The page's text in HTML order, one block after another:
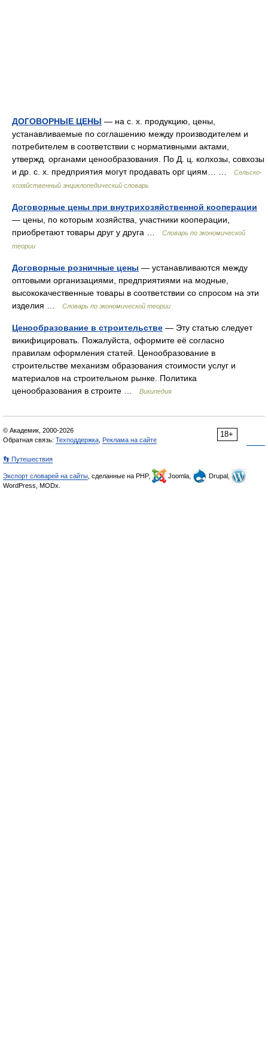
ДОГОВОРНЫЕ ЦЕНЫ — на с. х. продукцию, цены,
устанавливаемые по соглашению между производителем и
потребителем в соответствии с нормативными актами,
утвержд. органами ценообразования. По Д. ц. колхозы, совхозы
и др. с. х. предприятия могут продавать орг циям… …
Сельско-
хозяйственный энциклопедический словарь
Договорные цены при внутрихозяйственной кооперации
— цены, по которым хозяйства, участники кооперации,
приобретают товары друг у друга …
Словарь по экономической
теории
Договорные розничные цены — устанавливаются между
оптовыми организациями, предприятиями на модные,
высококачественные товары в соответствии со спросом на эти
изделия …
Словарь по экономической теории
Ценообразование в строительстве — Эту статью следует
викифицировать. Пожалуйста, оформите её согласно
правилам оформления статей. Ценообразование в
строительстве механизм образования стоимости услуг и
материалов на строительном рынке. Политика
ценообразования в строите …
Википедия
18+
© Академик, 2000-2026
Обратная связь: Техподдержка Реклама на сайте
👣 Путешествия
Экспорт словарей на сайты , сделанные на PHP, Joomla,
Drupal,
WordPress, MODx.